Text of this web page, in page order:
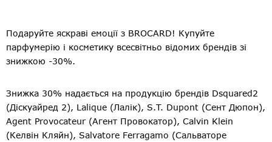
Подаруйте яскраві емоції з BROCARD! Купуйте
парфумерію і косметику всесвітньо відомих брендів зі
знижкою -30%.
Знижка 30% надається на продукцію брендів Dsquared2
(Діскуайред 2), Lalique (Лалік), S.T. Dupont (Сент Дюпон),
Agent Provocateur (Агент Провокатор), Calvin Klein
(Келвін Кляйн), Salvatore Ferragamo (Сальваторе